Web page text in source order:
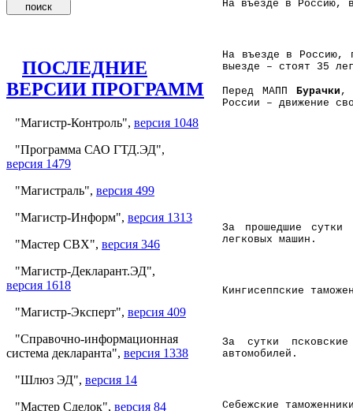
ПОСЛЕДНИЕ
ВЕРСИИ ПРОГРАММ
"Магистр-Контроль", версия 1048
"Программа САО ГТД.ЭД",
версия 1479
"Магистраль", версия 499
"Магистр-Информ", версия 1313
"Мастер СВХ", версия 346
"Магистр-Декларант.ЭД",
версия 1618
"Магистр-Эксперт", версия 409
"Справочно-информационная
система декларанта", версия 1338
"Шлюз ЭД", версия 14
"Мастер Сделок", версия 84
На въезде в Россию,
На въезде в Россию,
выезде – стоят 35
Перед МАПП Бурачки ,
России – движение
За прошедшие сутки
легковых машин.
Кингисеппские
За сутки
автомобилей.
Себежские